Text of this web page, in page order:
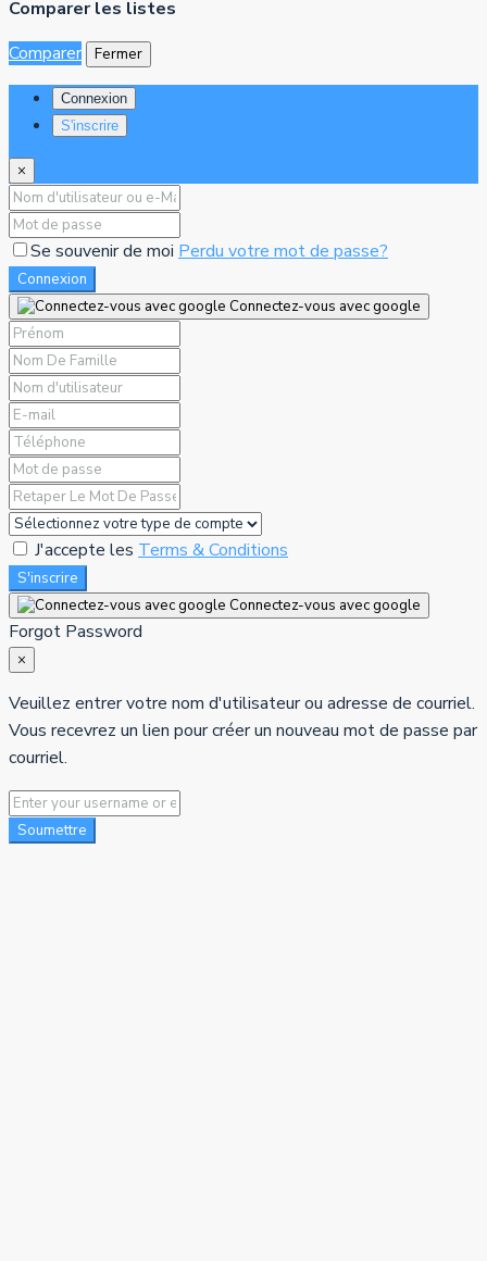
Comparer les listes
Comparer
Fermer
Connexion
S'inscrire
×
Se souvenir de moi Perdu votre mot de passe?
Connexion
Connectez-vous avec google
J'accepte les Terms & Conditions
S'inscrire
Connectez-vous avec google
Forgot Password
×
Veuillez entrer votre nom d'utilisateur ou adresse de courriel.
Vous recevrez un lien pour créer un nouveau mot de passe par
courriel.
Soumettre